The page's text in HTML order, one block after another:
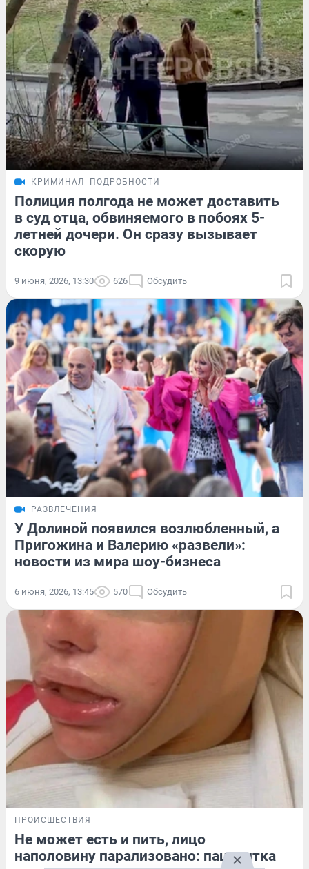
КРИМИНАЛ ПОДРОБНОСТИ
Полиция полгода не может доставить
в суд отца, обвиняемого в побоях 5-
летней дочери. Он сразу вызывает
скорую
9 июня, 2026, 13:30 626 Обсудить
РАЗВЛЕЧЕНИЯ
У Долиной появился возлюбленный, а
Пригожина и Валерию «развели»:
новости из мира шоу-бизнеса
6 июня, 2026, 13:45 570 Обсудить
ПРОИСШЕСТВИЯ
Не может есть и пить, лицо
наполовину парализовано: пациентка